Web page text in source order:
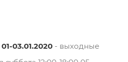
03.01.2020 - выходные